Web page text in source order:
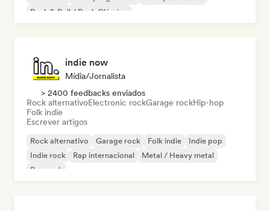
Rock & Roll / Rock Clássico
indie now
Mídia/Jornalista
> 2400 feedbacks enviados
Rock alternativoElectronic rockGarage rockHip-hop
Folk indie
Escrever artigos
Rock alternativo Garage rock Folk indie
Indie pop
Indie rock
Rap internacional
Metal / Heavy metal
Pop rock